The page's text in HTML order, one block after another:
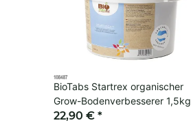
BioTabs Startrex organischer
Grow-Bodenverbesserer 1,5kg
22,90 € *